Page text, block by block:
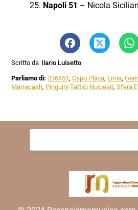
Napoli 51 – Nicola
Scritto da Ilario Luisetto
Parliamo di:236451,Capo Plaza, Ernia,
Marracash, Pinguini Tattici Nucleari,Sfera
Ricerca